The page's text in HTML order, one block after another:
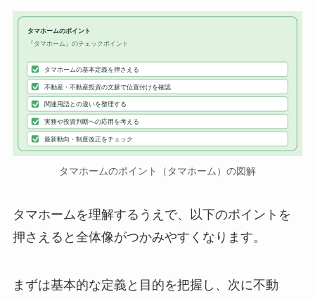
タマホームのポイント
『タマホーム』のチェックポイント
タマホームの基本定義を押さえる
不動産・不動産投資の文脈で位置付けを確認
関連用語との違いを整理する
実務や投資判断への応用を考える
最新動向・制度改正をチェック
タマホームのポイント（タマホーム）の図解
タマホームを理解するうえで、以下のポイントを
押さえると全体像がつかみやすくなります。
まずは基本的な定義と目的を把握し、次に不動